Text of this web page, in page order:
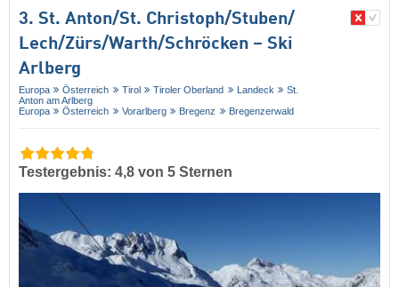
3. St. Anton/​St. Christoph/​Stuben/​
Lech/​Zürs/​Warth/​Schröcken – Ski
Arlberg
Europa Österreich Tirol Tiroler Oberland Landeck
St.
Anton am Arlberg
Europa
Österreich Vorarlberg Bregenz Bregenzerwald
Testergebnis: 4,8 von 5 Sternen